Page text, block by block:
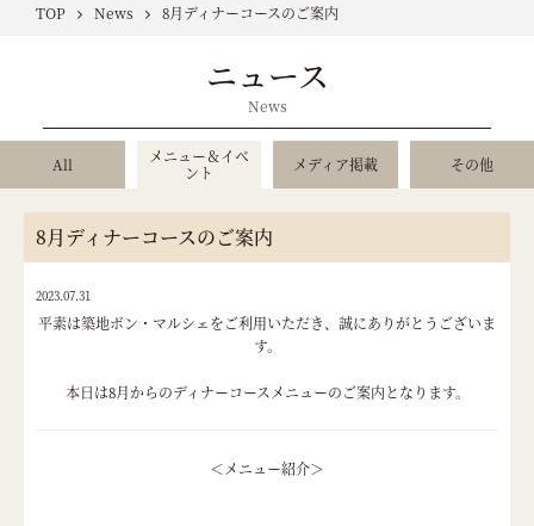
TOP News 8月ディナーコースのご案内
ニュース
News
All
メニュー＆イベ
ント
メディア掲載 その他
8月ディナーコースのご案内
2023.07.31
平素は築地ボン・マルシェをご利用いただき、誠にありがとうございま
す。
本日は8月からのディナーコースメニューのご案内となります。
＜メニュー紹介＞